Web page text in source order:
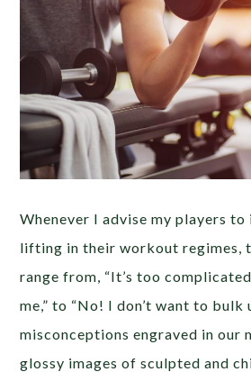
Whenever I advise my players
lifting in their workout regimes,
range from, “It’s too
me,” to “No! I don’t want to bulk
misconceptions engraved in our
glossy images of sculpted and